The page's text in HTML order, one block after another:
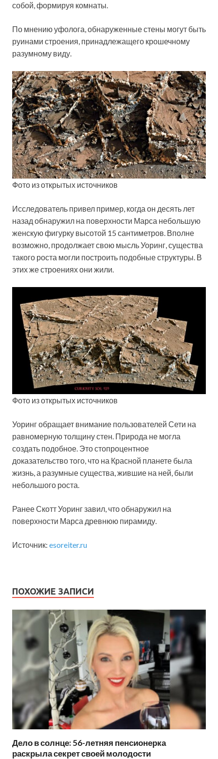
собой, формируя комнаты.
По мнению уфолога, обнаруженные стены могут быть
руинами строения, принадлежащего крошечному
разумному виду.
Фото из открытых источников
Исследователь привел пример, когда он десять лет
назад обнаружил на поверхности Марса небольшую
женскую фигурку высотой 15 сантиметров. Вполне
возможно, продолжает свою мысль Уоринг, существа
такого роста могли построить подобные структуры. В
этих же строениях они жили.
Фото из открытых источников
Уоринг обращает внимание пользователей Сети на
равномерную толщину стен. Природа не могла
создать подобное. Это стопроцентное
доказательство того, что на Красной планете была
жизнь, а разумные существа, жившие на ней, были
небольшого роста.
Ранее Скотт Уоринг завил, что обнаружил на
поверхности Марса древнюю пирамиду.
Источник: esoreiter.ru
ПОХОЖИЕ ЗАПИСИ
Дело в солнце: 56-летняя пенсионерка
раскрыла секрет своей молодости